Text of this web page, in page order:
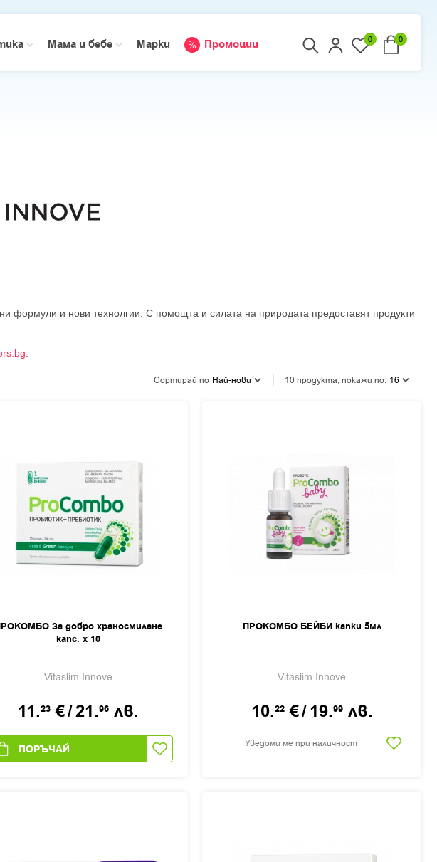
Мама и бебе Марки Промоции 0 0
формули и нови технолгии. С помощта и силата на природата предоставят продукти
:
Сортирай по Най-нови 10 продукта, покажи по: 16
За добро храносмилане
капс. x 10
Vitaslim Innove
11.23 €/21.96 лв.
ПОРЪЧАЙ
ПРОКОМБО БЕЙБИ капки 5мл
Vitaslim Innove
10.22 €/19.99 лв.
Уведоми ме при наличност